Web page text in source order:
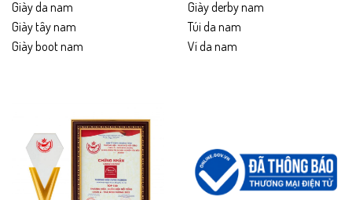
Giày da nam
Giày tây nam
Giày boot nam
Giày derby nam
Túi da nam
Ví da nam